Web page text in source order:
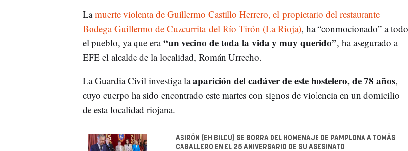
Lamuerte violenta de Guillermo Castillo Herrero, el propietario del restaurante
Bodega Guillermo de Cuzcurrita del Río Tirón (La Rioja), ha “conmocionado” a todo
el pueblo, ya que era“un vecino de toda la vida y muy querido”, ha asegurado a
EFE el alcalde de la localidad, Román Urrecho.
La Guardia Civil investiga laaparición del cadáver de este hostelero, de 78 años,
cuyo cuerpo ha sido encontrado este martes con signos de violencia en un domicilio
de esta localidad riojana.
ASIRÓN (EH BILDU) SE BORRA DEL HOMENAJE DE PAMPLONA A TOMÁS
CABALLERO EN EL 25 ANIVERSARIO DE SU ASESINATO